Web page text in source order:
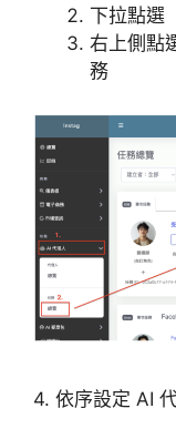
下拉點選
右上側點
務
4. 依序設定 AI